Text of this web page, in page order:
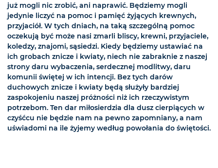
już mogli nic zrobić, ani naprawić. Będziemy mogli
jedynie liczyć na pomoc i pamięć żyjących krewnych,
przyjaciół. W tych dniach, na taką szczególną pomoc
oczekują być może nasi zmarli bliscy, krewni, przyjaciele,
koledzy, znajomi, sąsiedzi. Kiedy będziemy ustawiać na
ich grobach znicze i kwiaty, niech nie zabraknie z naszej
strony daru wybaczenia, serdecznej modlitwy, daru
komunii świętej w ich intencji. Bez tych darów
duchowych znicze i kwiaty będą służyły bardziej
zaspokojeniu naszej próżności niż ich rzeczywistym
potrzebom. Ten dar miłosierdzia dla dusz cierpiących w
czyśćcu nie będzie nam na pewno zapomniany, a nam
uświadomi na ile żyjemy według powołania do świętości.